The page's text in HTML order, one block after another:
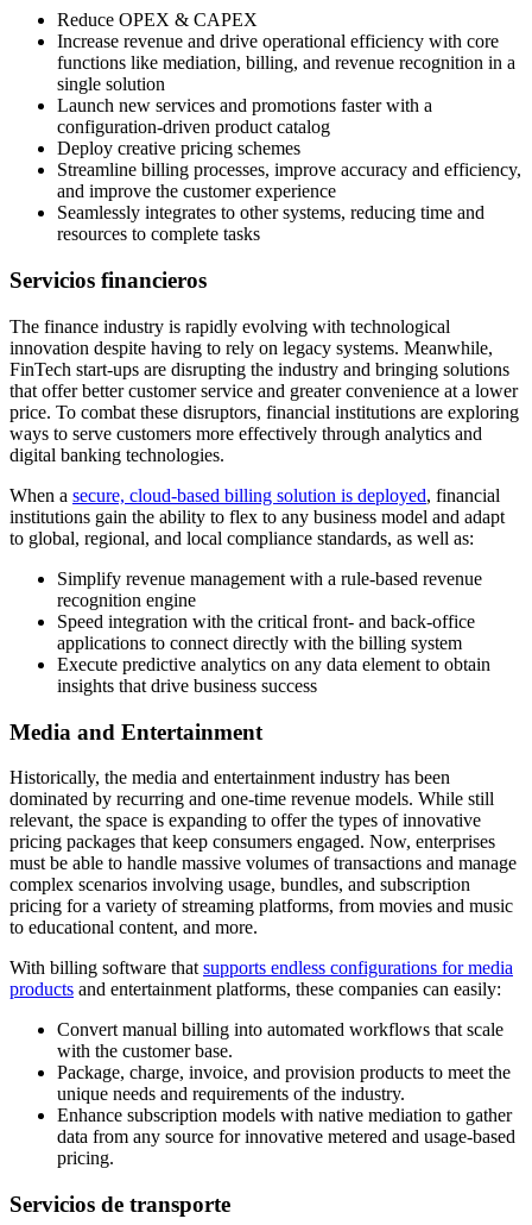
Reduce OPEX & CAPEX
Increase revenue and drive operational efficiency with core
functions like mediation, billing, and revenue recognition in a
single solution
Launch new services and promotions faster with a
configuration-driven product catalog
Deploy creative pricing schemes
Streamline billing processes, improve accuracy and efficiency,
and improve the customer experience
Seamlessly integrates to other systems, reducing time and
resources to complete tasks
Servicios financieros
The finance industry is rapidly evolving with technological
innovation despite having to rely on legacy systems. Meanwhile,
FinTech start-ups are disrupting the industry and bringing solutions
that offer better customer service and greater convenience at a lower
price. To combat these disruptors, financial institutions are exploring
ways to serve customers more effectively through analytics and
digital banking technologies.
When a secure, cloud-based billing solution is deployed, financial
institutions gain the ability to flex to any business model and adapt
to global, regional, and local compliance standards, as well as:
Simplify revenue management with a rule-based revenue
recognition engine
Speed integration with the critical front- and back-office
applications to connect directly with the billing system
Execute predictive analytics on any data element to obtain
insights that drive business success
Media and Entertainment
Historically, the media and entertainment industry has been
dominated by recurring and one-time revenue models. While still
relevant, the space is expanding to offer the types of innovative
pricing packages that keep consumers engaged. Now, enterprises
must be able to handle massive volumes of transactions and manage
complex scenarios involving usage, bundles, and subscription
pricing for a variety of streaming platforms, from movies and music
to educational content, and more.
With billing software that supports endless configurations for media
products and entertainment platforms, these companies can easily:
Convert manual billing into automated workflows that scale
with the customer base.
Package, charge, invoice, and provision products to meet the
unique needs and requirements of the industry.
Enhance subscription models with native mediation to gather
data from any source for innovative metered and usage-based
pricing.
Servicios de transporte